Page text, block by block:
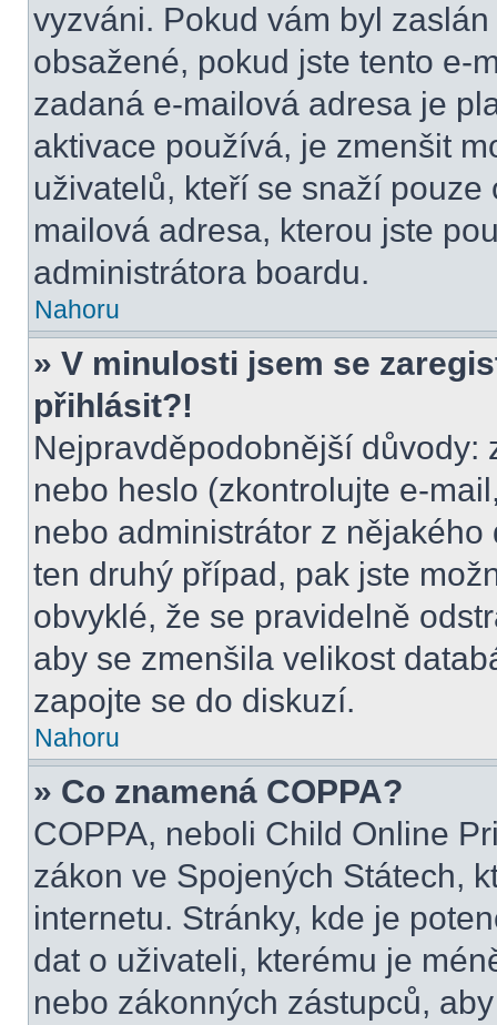
vyzváni. Pokud vám byl
obsažené, pokud jste tento e-
zadaná e-mailová adresa je
aktivace používá, je zmenšit
uživatelů, kteří se snaží
mailová adresa, kterou jste
administrátora boardu.
Nahoru
» V minulosti jsem se
přihlásit?!
Nejpravděpodobnější důvody:
nebo heslo (zkontrolujte e-
nebo administrátor z
ten druhý případ, pak jste
obvyklé, že se pravidelně
aby se zmenšila velikost
zapojte se do diskuzí.
Nahoru
» Co znamená COPPA?
COPPA, neboli Child Online
zákon ve Spojených Státech,
internetu. Stránky, kde je
dat o uživateli, kterému je
nebo zákonných zástupců,